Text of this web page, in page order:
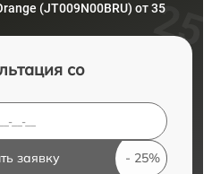
(JT009N00BRU) от 35
со
заявку